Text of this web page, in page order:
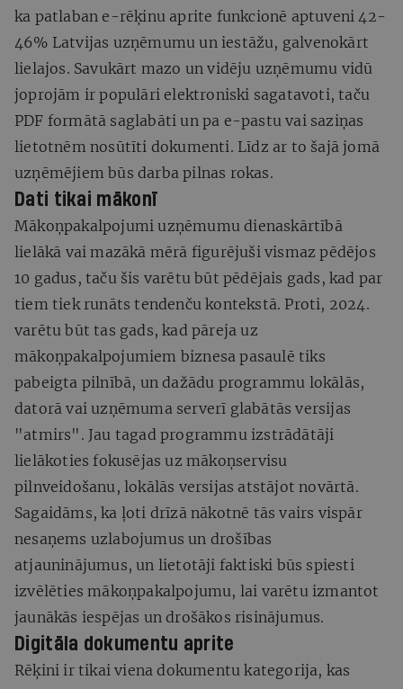
ka patlaban e-rēķinu aprite funkcionē aptuveni 42-
46% Latvijas uzņēmumu un iestāžu, galvenokārt
lielajos. Savukārt mazo un vidēju uzņēmumu vidū
joprojām ir populāri elektroniski sagatavoti, taču
PDF formātā saglabāti un pa e-pastu vai saziņas
lietotnēm nosūtīti dokumenti. Līdz ar to šajā jomā
uzņēmējiem būs darba pilnas rokas.
Dati tikai mākonī
Mākoņpakalpojumi uzņēmumu dienaskārtībā
lielākā vai mazākā mērā figurējuši vismaz pēdējos
10 gadus, taču šis varētu būt pēdējais gads, kad par
tiem tiek runāts tendenču kontekstā. Proti, 2024.
varētu būt tas gads, kad pāreja uz
mākoņpakalpojumiem biznesa pasaulē tiks
pabeigta pilnībā, un dažādu programmu lokālās,
datorā vai uzņēmuma serverī glabātās versijas
"atmirs". Jau tagad programmu izstrādātāji
lielākoties fokusējas uz mākoņservisu
pilnveidošanu, lokālās versijas atstājot novārtā.
Sagaidāms, ka ļoti drīzā nākotnē tās vairs vispār
nesaņems uzlabojumus un drošības
atjauninājumus, un lietotāji faktiski būs spiesti
izvēlēties mākoņpakalpojumu, lai varētu izmantot
jaunākās iespējas un drošākos risinājumus.
Digitāla dokumentu aprite
Rēķini ir tikai viena dokumentu kategorija, kas